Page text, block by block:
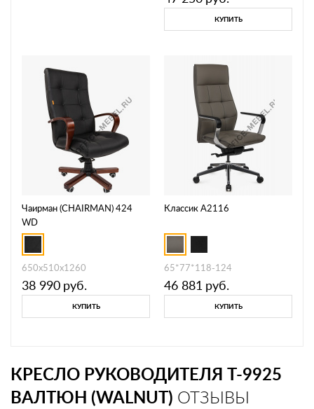
КУПИТЬ
Чаирман (CHAIRMAN) 424
WD
650х510х1260
38 990 руб.
КУПИТЬ
Классик A2116
65*77*118-124
46 881 руб.
КУПИТЬ
КРЕСЛО РУКОВОДИТЕЛЯ T-9925
ВАЛТЮН (WALNUT) ОТЗЫВЫ